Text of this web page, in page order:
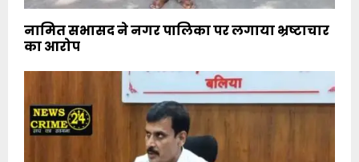
नामित सभासद ने नगर पालिका पर लगाया भ्रष्टाचार
का आरोप